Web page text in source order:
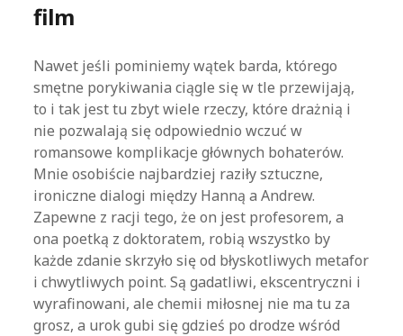
film
Nawet jeśli pominiemy wątek barda, którego
smętne porykiwania ciągle się w tle przewijają,
to i tak jest tu zbyt wiele rzeczy, które drażnią i
nie pozwalają się odpowiednio wczuć w
romansowe komplikacje głównych bohaterów.
Mnie osobiście najbardziej raziły sztuczne,
ironiczne dialogi między Hanną a Andrew.
Zapewne z racji tego, że on jest profesorem, a
ona poetką z doktoratem, robią wszystko by
każde zdanie skrzyło się od błyskotliwych metafor
i chwytliwych point. Są gadatliwi, ekscentryczni i
wyrafinowani, ale chemii miłosnej nie ma tu za
grosz, a urok gubi się gdzieś po drodze wśród